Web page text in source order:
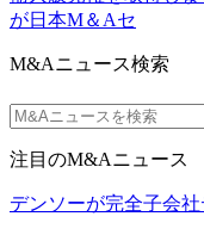
が日本M＆Aセ
M&Aニュース検索
注目のM&Aニュース
デンソーが完全子会